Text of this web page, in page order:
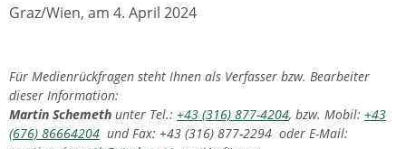
Graz/Wien, am 4. April 2024
Für Medienrückfragen steht Ihnen als Verfasser bzw. Bearbeiter
dieser Information:
Martin Schemeth unter Tel.: +43 (316) 877-4204, bzw. Mobil: +43
(676) 86664204 und Fax: +43 (316) 877-2294 oder E-Mail: